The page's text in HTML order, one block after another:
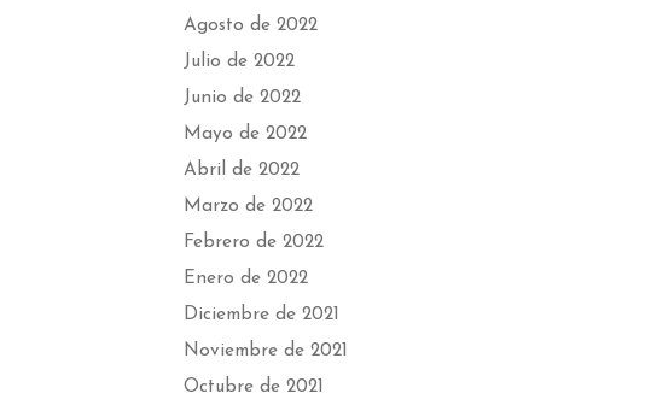
Agosto de 2022
Julio de 2022
Junio de 2022
Mayo de 2022
Abril de 2022
Marzo de 2022
Febrero de 2022
Enero de 2022
Diciembre de 2021
Noviembre de 2021
Octubre de 2021